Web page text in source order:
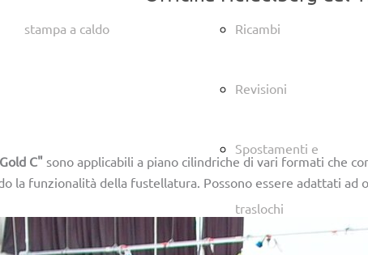
stampa a caldo Ricambi
Revisioni
Spostamenti e
traslochi
C" sono applicabili a piano cilindriche di vari formati che
la funzionalità della fustellatura. Possono essere adattati ad